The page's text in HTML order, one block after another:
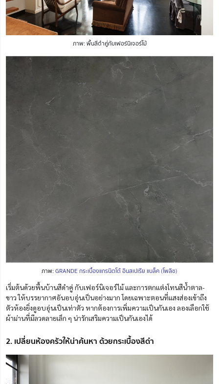
ภาพ: พื้นสีดำคู่กับเฟอร์นิเจอร์ไม้
ภาพ:GRANDE กระเบื้องแกรนิตโต้ อินสเปเรีย แบล็ค (โพลิช)
เริ่มต้นด้วยพื้นบ้านสีดำคู่ กับเฟอร์นิเจอร์ไม้ และการตกแต่งโทนสีน้ำตาล-
ขาว ให้บรรยากาศอันอบอุ่นเป็นอย่างมาก โดยเฉพาะตอนที่แสงส่องเข้าถึง
ตัวห้องยิ่งดูอบอุ่นเป็นเท่าตัว หากต้องการเพิ่มความเป็นกันเอง ลองเลือกใช้
ผ้าม่านที่มีลวดลายเล็ก ๆ น่ารักเสริมความเป็นกันเองได้
2. เปลี่ยนห้องครัวให้น่าค้นหา ด้วยกระเบื้องสีดำ